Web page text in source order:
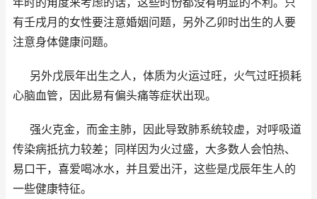
有壬戌月的女性要注意婚姻问题，另外乙卯时出生的人要
注意身体健康问题。
另外戊辰年出生之人，体质为火运过旺，火气过旺损耗
心脑血管，因此易有偏头痛等症状出现。
强火克金，而金主肺，因此导致肺系统较虚，对呼吸道
传染病抵抗力较差；同样因为火过盛，大多数人会怕热、
易口干，喜爱喝冰水，并且爱出汗，这些是戊辰年生人的
一些健康特征。